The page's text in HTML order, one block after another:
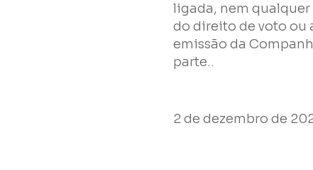
ligada, nem
do direito de voto ou
emissão da
parte..
2 de dezembro de